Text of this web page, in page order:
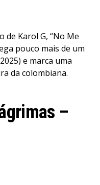
de Karol G, “No Me
pouco mais de um
e marca uma
da colombiana.
–